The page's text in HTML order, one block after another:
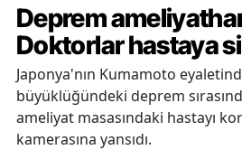
Deprem
Doktorlar hastaya
Japonya'nın Kumamoto
büyüklüğündeki deprem
ameliyat masasındaki hastayı
kamerasına yansıdı.